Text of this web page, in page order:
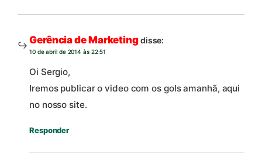
Gerência de Marketingdisse:
10 de abril de 2014 às 22:51
Oi Sergio,
Iremos publicar o video com os gols amanhã, aqui
no nosso site.
Responder